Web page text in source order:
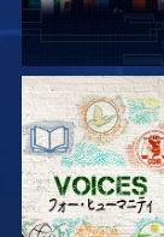
シリーズを探求